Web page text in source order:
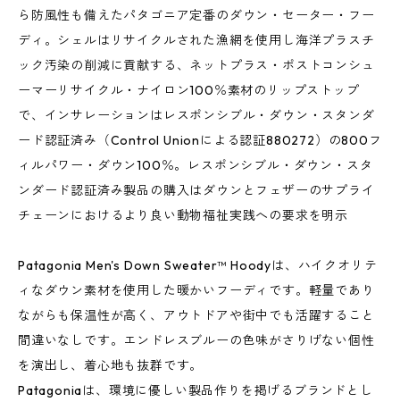
ら防風性も備えたパタゴニア定番のダウン・セーター・フー
ディ。シェルはリサイクルされた漁網を使用し海洋プラスチ
ック汚染の削減に貢献する、ネットプラス・ポストコンシュ
ーマーリサイクル・ナイロン100％素材のリップストップ
で、インサレーションはレスポンシブル・ダウン・スタンダ
ード認証済み（Control Unionによる認証880272）の800フ
ィルパワー・ダウン100％。レスポンシブル・ダウン・スタ
ンダード認証済み製品の購入はダウンとフェザーのサプライ
チェーンにおけるより良い動物福祉実践への要求を明示
Patagonia Men's Down Sweater™ Hoodyは、ハイクオリテ
ィなダウン素材を使用した暖かいフーディです。軽量であり
ながらも保温性が高く、アウトドアや街中でも活躍すること
間違いなしです。エンドレスブルーの色味がさりげない個性
を演出し、着心地も抜群です。
Patagoniaは、環境に優しい製品作りを掲げるブランドとし